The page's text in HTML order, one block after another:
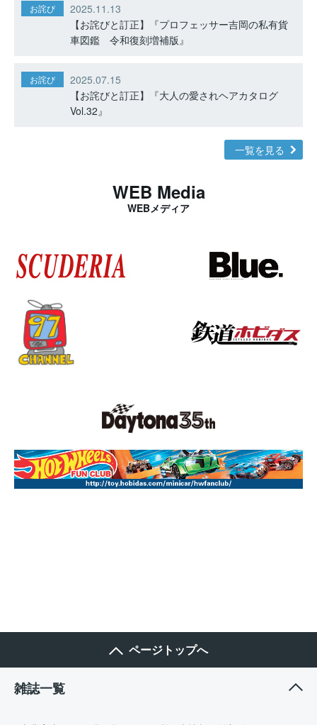
お詫び
2025.11.13
【お詫びと訂正】『プロフェッサー吉岡の私有貨
車図鑑 令和復刻増補版』
お詫び
2025.07.15
【お詫びと訂正】『大人の愛されヘアカタログ
Vol.32』
一覧を見る
WEB Media
WEBメディア
ページトップへ
雑誌一覧